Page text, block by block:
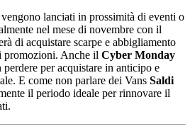
lanciati in prossimità di eventi o
nel mese di novembre con il
di acquistare scarpe e abbigliamento
promozioni. Anche il Cyber Monday
per acquistare in anticipo e
E come non parlare dei Vans Saldi
il periodo ideale per rinnovare il